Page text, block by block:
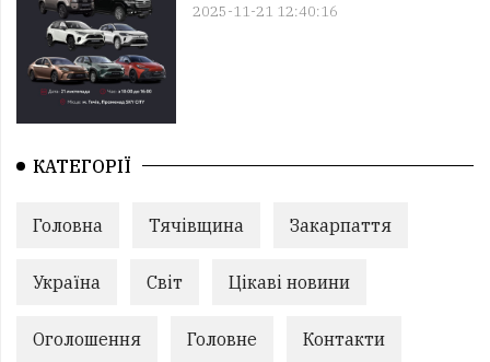
2025-11-21 12:40:16
КАТЕГОРІЇ
Головна Тячівщина Закарпаття
Україна Світ Цікаві новини
Оголошення Головне Контакти